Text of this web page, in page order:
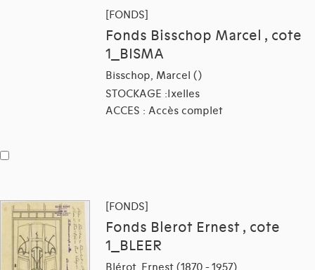
[FONDS]
Fonds Bisschop Marcel , cote
1_BISMA
Bisschop, Marcel ()
STOCKAGE :Ixelles
ACCES : Accès complet
[FONDS]
Fonds Blerot Ernest , cote
1_BLEER
Blérot, Ernest (1870 - 1957)